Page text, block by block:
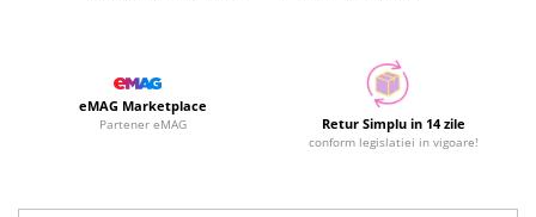
eMAG Marketplace
Partener eMAG Retur Simplu in 14 zile
conform legislatiei in vigoare!